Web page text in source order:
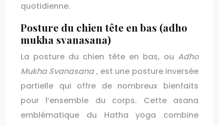
quotidienne.
Posture du chien tête en bas (adho
mukha svanasana)
La posture du chien tête en bas, ou Adho
Mukha Svanasana, est une posture inversée
partielle qui offre de nombreux bienfaits
pour l’ensemble du corps. Cette asana
emblématique du Hatha yoga combine